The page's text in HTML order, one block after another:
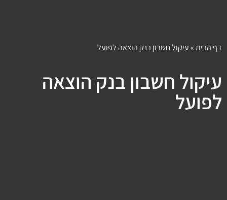
»עיקול חשבון בנק הוצאה לפועל
חשבון בנק הוצאה